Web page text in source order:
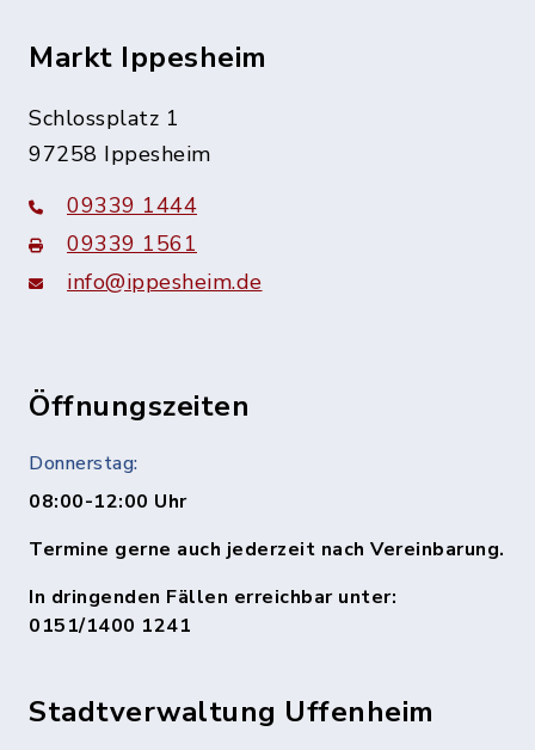
Markt Ippesheim
Schlossplatz 1
97258 Ippesheim
09339 1444
09339 1561
info@ippesheim.de
Öffnungszeiten
Donnerstag:
08:00-12:00 Uhr
Termine gerne auch jederzeit nach Vereinbarung.
In dringenden Fällen erreichbar unter:
0151/1400 1241
Stadtverwaltung Uffenheim